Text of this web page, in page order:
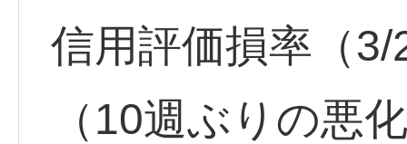
信用評価損率（
（10週ぶりの悪